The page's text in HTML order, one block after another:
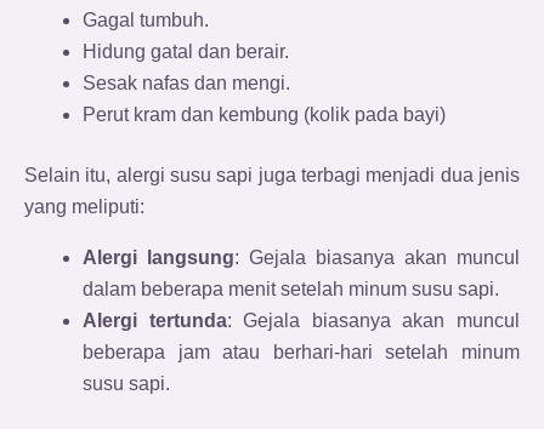
Gagal tumbuh.
Hidung gatal dan berair.
Sesak nafas dan mengi.
Perut kram dan kembung (kolik pada bayi)
Selain itu, alergi susu sapi juga terbagi menjadi dua jenis
yang meliputi:
Alergi langsung: Gejala biasanya akan muncul
dalam beberapa menit setelah minum susu sapi.
Alergi tertunda: Gejala biasanya akan muncul
beberapa jam atau berhari-hari setelah minum
susu sapi.